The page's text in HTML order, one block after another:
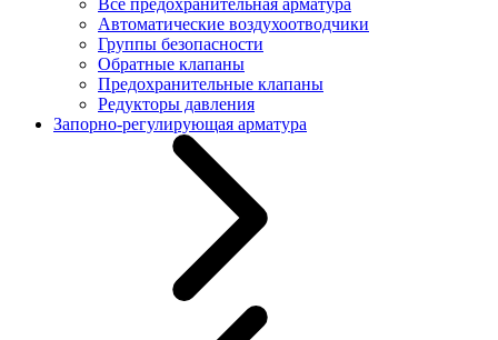
Все предохранительная арматура
Автоматические воздухоотводчики
Группы безопасности
Обратные клапаны
Предохранительные клапаны
Редукторы давления
Запорно-регулирующая арматура